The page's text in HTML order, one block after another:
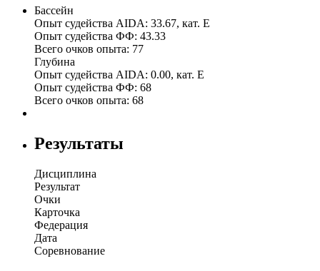
Бассейн
Опыт судейства AIDA: 33.67, кат. E
Опыт судейства ФФ: 43.33
Всего очков опыта: 77
Глубина
Опыт судейства AIDA: 0.00, кат. E
Опыт судейства ФФ: 68
Всего очков опыта: 68
Результаты
Дисциплина
Результат
Очки
Карточка
Федерация
Дата
Соревнование